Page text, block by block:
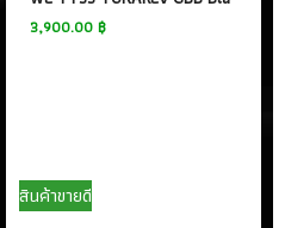
3,900.00 ฿
สินค้าขายดี